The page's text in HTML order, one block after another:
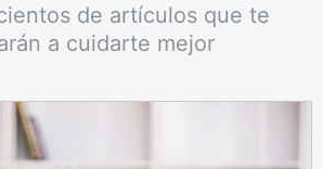
de artículos que te
a cuidarte mejor